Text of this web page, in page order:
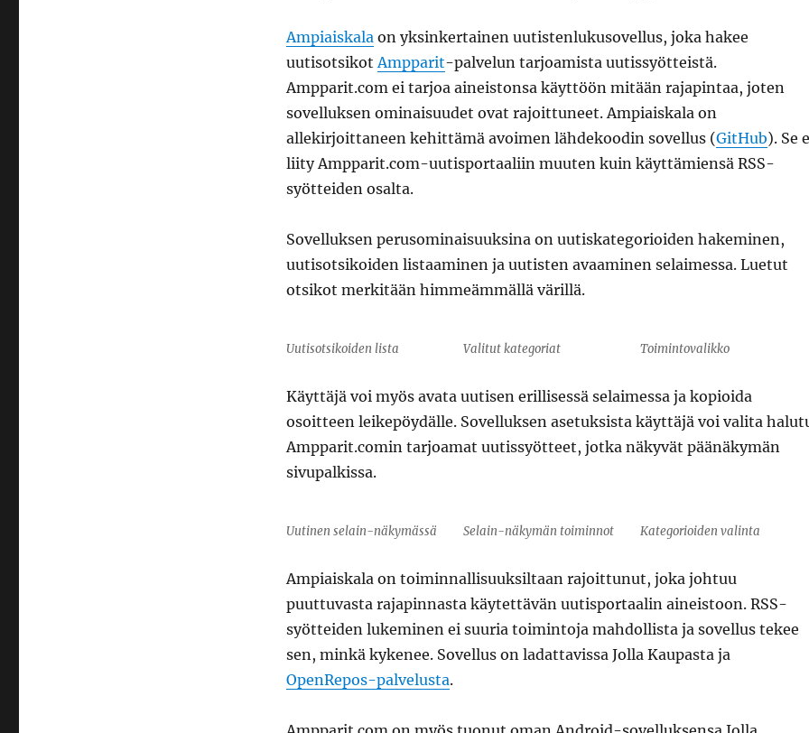
Ampiaiskalaon yksinkertainen uutistenlukusovellus, joka hakee
uutisotsikotAmpparit-palvelun tarjoamista uutissyötteistä.
Ampparit.com ei tarjoa aineistonsa käyttöön mitään rajapintaa, joten
sovelluksen ominaisuudet ovat rajoittuneet. Ampiaiskala on
allekirjoittaneen kehittämä avoimen lähdekoodin sovellus (GitHub). Se
liity Ampparit.com-uutisportaaliin muuten kuin käyttämiensä RSS-
syötteiden osalta.
Sovelluksen perusominaisuuksina on uutiskategorioiden hakeminen,
uutisotsikoiden listaaminen ja uutisten avaaminen selaimessa. Luetut
otsikot merkitään himmeämmällä värillä.
Uutisotsikoiden lista Valitut kategoriat Toimintovalikko
Käyttäjä voi myös avata uutisen erillisessä selaimessa ja kopioida
osoitteen leikepöydälle. Sovelluksen asetuksista käyttäjä voi valita
Ampparit.comin tarjoamat uutissyötteet, jotka näkyvät päänäkymän
sivupalkissa.
Uutinen selain-näkymässä Selain-näkymän toiminnot Kategorioiden valinta
Ampiaiskala on toiminnallisuuksiltaan rajoittunut, joka johtuu
puuttuvasta rajapinnasta käytettävän uutisportaalin aineistoon. RSS-
syötteiden lukeminen ei suuria toimintoja mahdollista ja sovellus tekee
sen, minkä kykenee. Sovellus on ladattavissa Jolla Kaupasta ja
OpenRepos-palvelusta.